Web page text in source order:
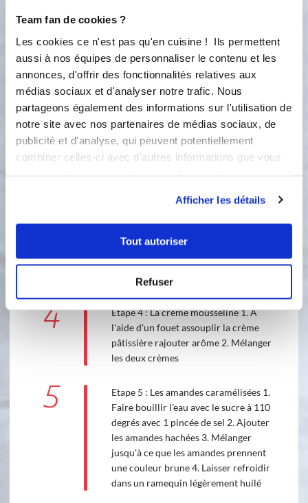
Team fan de cookies ?
Les cookies ce n'est pas qu'en cuisine ! Ils permettent
aussi à nos équipes de personnaliser le contenu et les
annonces, d'offrir des fonctionnalités relatives aux
médias sociaux et d'analyser notre trafic. Nous
partageons également des informations sur l'utilisation de
notre site avec nos partenaires de médias sociaux, de
publicité et d'analyse, qui peuvent potentiellement
combiner celles-ci avec d'autres informations que vous
Afficher les détails
Tout autoriser
Refuser
2
bouillir le lait avec la gousse de
avec le sucre, la fécule de maïs 3.
Incorporer le mélange au lait vanillé
et redonner une ébullition jusqu'à ce
que le mélange épaississe 4. Dresser
dans un plat et recouvrir de papier
film au contact 5. Réserver au froid.
3
Etape 3 : La crème au beurre
fouet électrique 3. Verser le sirop sur
petit le beurre sans cesser de fouetter
(le beurre doit être à température
ambiante)
4
Etape 4 : La crème mousseline 1. A
l'aide d'un fouet assouplir la crème
pâtissière rajouter arôme 2. Mélanger
les deux crèmes
5
Etape 5 : Les amandes caramélisées 1.
Faire bouillir l'eau avec le sucre à 110
degrés avec 1 pincée de sel 2. Ajouter
les amandes hachées 3. Mélanger
jusqu'à ce que les amandes prennent
une couleur brune 4. Laisser refroidir
dans un ramequin légèrement huilé